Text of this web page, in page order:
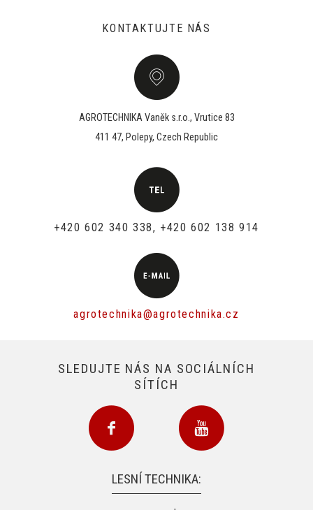
KONTAKTUJTE NÁS
AGROTECHNIKA Vaněk s.r.o., Vrutice 83
411 47, Polepy, Czech Republic
+420 602 340 338, +420 602 138 914
agrotechnika@agrotechnika.cz
SLEDUJTE NÁS NA SOCIÁLNÍCH
SÍTÍCH
LESNÍ TECHNIKA: